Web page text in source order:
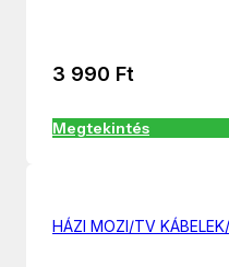
3 990 Ft
Megtekintés
HÁZI MOZI/TV